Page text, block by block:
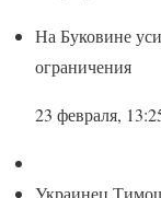
На Буковине
ограничения
23 февраля,
Украинец